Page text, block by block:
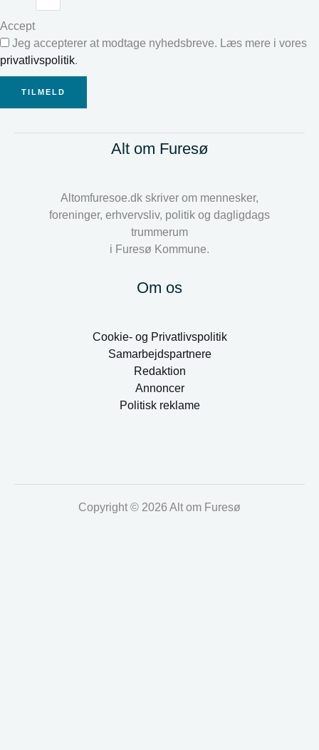
Accept
Jeg accepterer at modtage nyhedsbreve. Læs mere i vores
privatlivspolitik.
TILMELD
Alt om Furesø
Altomfuresoe.dk skriver om mennesker,
foreninger, erhvervsliv, politik og dagligdags
trummerum
i Furesø Kommune.
Om os
Cookie- og Privatlivspolitik
Samarbejdspartnere
Redaktion
Annoncer
Politisk reklame
Copyright © 2026 Alt om Furesø